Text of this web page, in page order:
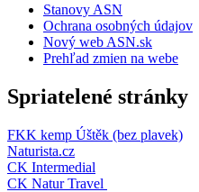
Stanovy ASN
Ochrana osobných údajov
Nový web ASN.sk
Prehľad zmien na webe
Spriatelené stránky
FKK kemp Úštěk (bez plavek)
Naturista.cz
CK Intermedial
CK Natur Travel